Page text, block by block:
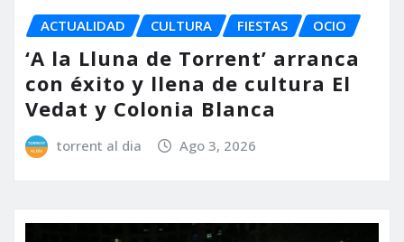
ACTUALIDAD CULTURA FIESTAS OCIO
‘A la Lluna de Torrent’ arranca
con éxito y llena de cultura El
Vedat y Colonia Blanca
torrent al dia Ago 3, 2026